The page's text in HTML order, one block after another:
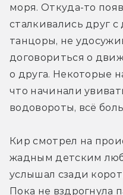
моря. Откуда-то
сталкивались друг
танцоры, не
договориться о
о друга. Некоторые
что начинали
водовороты, всё
Кир смотрел на
жадным детским
услышал сзади
Пока не вздрогнула